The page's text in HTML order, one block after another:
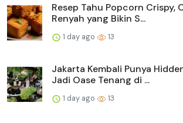
Resep Tahu Popcorn Crispy,
Renyah yang Bikin S...
1 day ago 13
Jakarta Kembali Punya
Jadi Oase Tenang di ...
1 day ago 13